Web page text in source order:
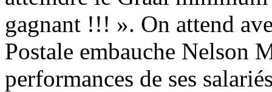
gagnant !!! ». On attend
Postale embauche Nelson
performances de ses